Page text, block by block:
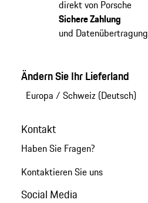
direkt von Porsche
Sichere Zahlung
und Datenübertragung
Ändern Sie Ihr Lieferland
Europa / Schweiz (Deutsch)
Kontakt
Haben Sie Fragen?
Kontaktieren Sie uns
Social Media